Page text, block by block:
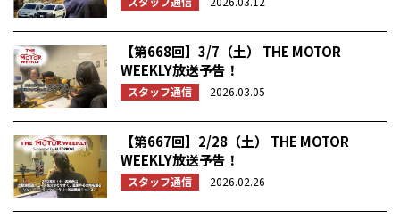
【第668回】3/7（土） THE MOTOR
WEEKLY放送予告！
スタッフ通信 2026.03.05
【第667回】2/28（土） THE MOTOR
WEEKLY放送予告！
スタッフ通信 2026.02.26